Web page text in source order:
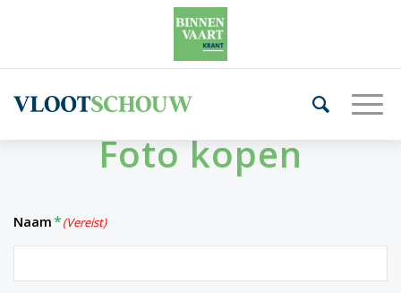
Foto kopen
Naam (Vereist)